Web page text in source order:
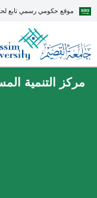
موقع حكومي رسمي تابع
مركز التنمية